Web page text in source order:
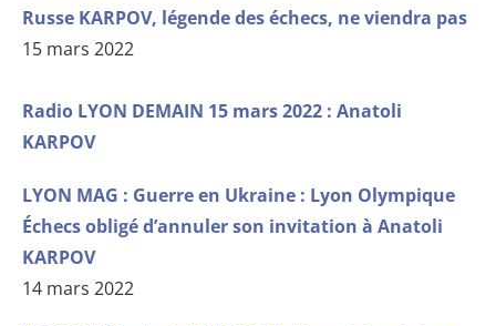
Russe KARPOV, légende des échecs, ne viendra pas
15 mars 2022
Radio LYON DEMAIN 15 mars 2022 : Anatoli
KARPOV
LYON MAG : Guerre en Ukraine : Lyon Olympique
Échecs obligé d’annuler son invitation à Anatoli
KARPOV
14 mars 2022